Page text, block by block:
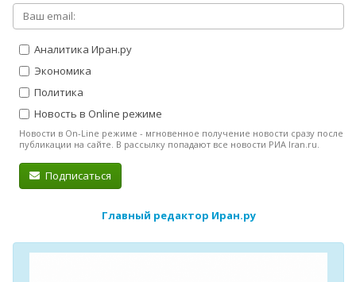
Аналитика Иран.ру
Экономика
Политика
Новость в Online режиме
Новости в On-Line режиме - мгновенное получение новости сразу после
публикации на сайте. В рассылку попадают все новости РИА Iran.ru.
Подписаться
Главный редактор Иран.ру